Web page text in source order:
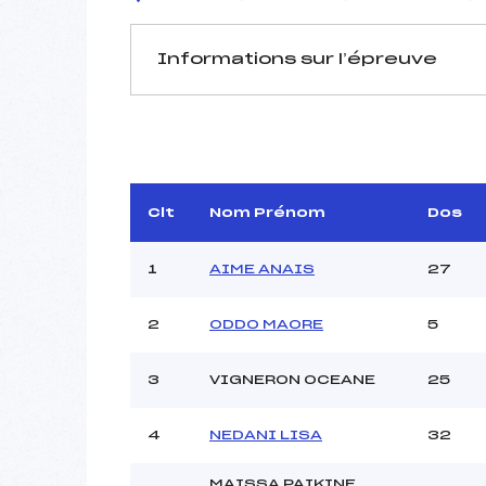
Informations sur l’épreuve
Arbitre :
Assistant :
MANCHE 1
Ouvreurs A :
Clt Nom Prénom Dos
1 AIME ANAIS 27
2 ODDO MAORE 5
3 VIGNERON OCEANE 25
4 NEDANI LISA 32